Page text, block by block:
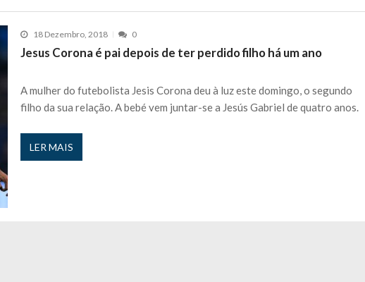
18 Dezembro, 2018 0
Jesus Corona é pai depois de ter perdido filho há um ano
A mulher do futebolista Jesis Corona deu à luz este domingo, o segundo
filho da sua relação. A bebé vem juntar-se a Jesús Gabriel de quatro anos.
LER MAIS